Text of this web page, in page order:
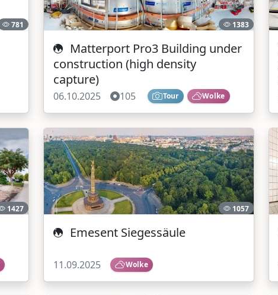
781 1383
Matterport Pro3 Building under
construction (high density
capture)
06.10.2025 105 Tour Wolke
1427 1057
Emesent Siegessäule
11.09.2025 Wolke